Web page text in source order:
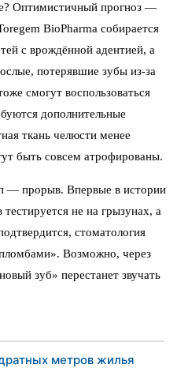
Оптимистичный прогноз —
BioPharma собирается
с врождённой адентией, а
потерявшие зубы из-за
смогут воспользоваться
дополнительные
ткань челюсти менее
быть совсем атрофированы.
— прорыв. Впервые в истории
тестируется не на грызунах, а
стоматология
Возможно, через
зуб» перестанет звучать
метров жилья